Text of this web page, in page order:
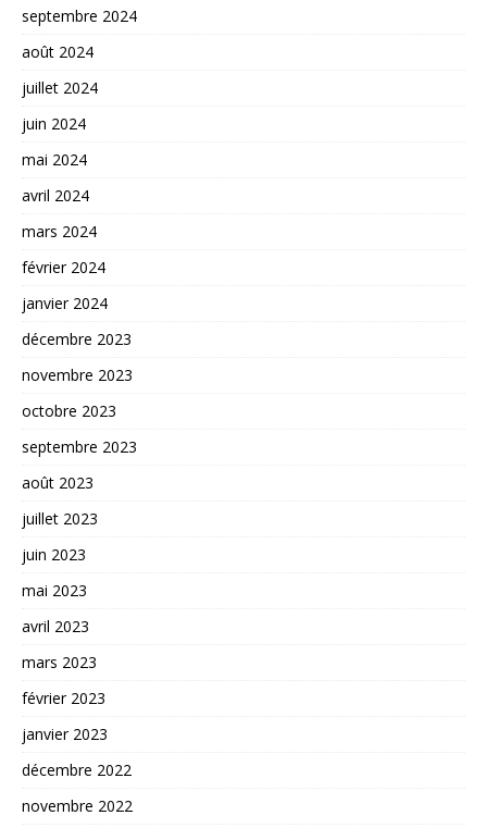
septembre 2024
août 2024
juillet 2024
juin 2024
mai 2024
avril 2024
mars 2024
février 2024
janvier 2024
décembre 2023
novembre 2023
octobre 2023
septembre 2023
août 2023
juillet 2023
juin 2023
mai 2023
avril 2023
mars 2023
février 2023
janvier 2023
décembre 2022
novembre 2022